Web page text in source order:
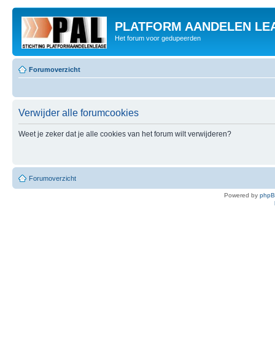
PLATFORM AANDELEN
Het forum voor gedupeerden
Forumoverzicht
Verwijder alle forumcookies
Weet je zeker dat je alle cookies van het forum wilt verwijderen?
Forumoverzicht
Powered by